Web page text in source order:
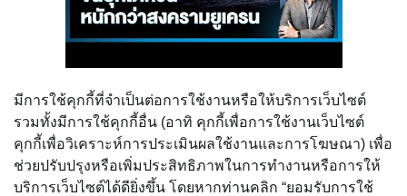
มีการใช้คุกกี้ที่จำเป็นต่อการใช้งานหรือให้บริการเว็บไซต์
รวมทั้งมีการใช้คุกกี้อื่น (อาทิ คุกกี้เพื่อการใช้งานเว็บไซต์
คุกกี้เพื่อวิเคราะห์การประเมินผลใช้งานและการโฆษณา) เพื่อ
ช่วยปรับปรุงหรือเพิ่มประสิทธิภาพในการทำงานหรือการให้
บริการเว็บไซต์ได้ดียิ่งขึ้น โดยหากท่านคลิก “ยอมรับการใช้